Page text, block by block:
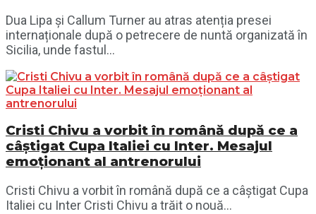
Dua Lipa și Callum Turner au atras atenția presei
internaționale după o petrecere de nuntă organizată în
Sicilia, unde fastul...
Cristi Chivu a vorbit în română după ce a
câștigat Cupa Italiei cu Inter. Mesajul
emoționant al antrenorului
Cristi Chivu a vorbit în română după ce a câștigat Cupa
Italiei cu Inter Cristi Chivu a trăit o nouă...